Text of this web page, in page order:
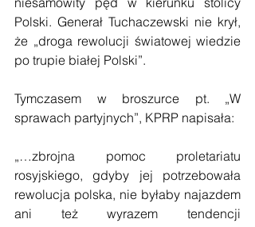
Polski. Generał Tuchaczewski nie krył,
że „droga rewolucji światowej wiedzie
po trupie białej Polski”.
Tymczasem w broszurce pt. „W
sprawach partyjnych”, KPRP napisała:
„…zbrojna pomoc proletariatu
rosyjskiego, gdyby jej potrzebowała
rewolucja polska, nie byłaby najazdem
ani też wyrazem tendencji